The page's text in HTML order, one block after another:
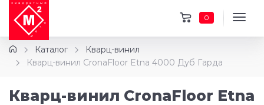
0
Каталог
Кварц-винил
Кварц-винил CronaFloor Etna 4000 Дуб Гарда
Кварц-винил CronaFloor Etna